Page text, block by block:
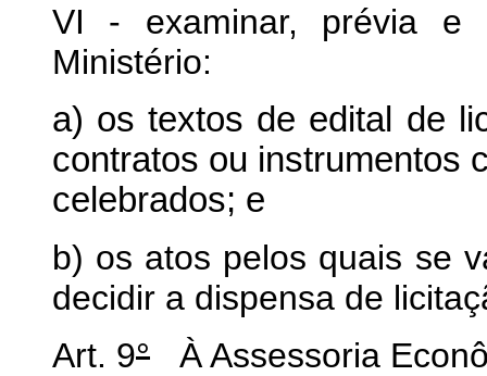
VI - examinar, prévia e
Ministério:
a) os textos de edital de
contratos ou instrumentos
celebrados; e
b) os atos pelos quais se
decidir a dispensa de
Art. 9° À Assessoria